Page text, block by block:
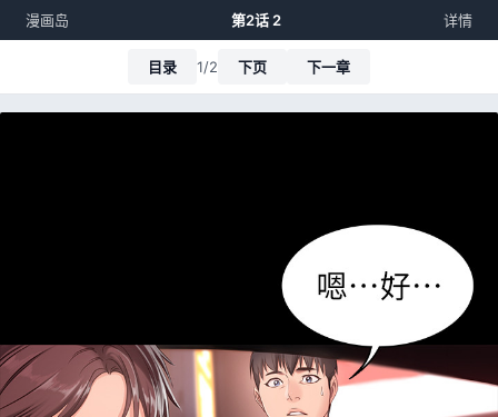
漫画岛 第2话 2 详情
目录 1/2 下页 下一章